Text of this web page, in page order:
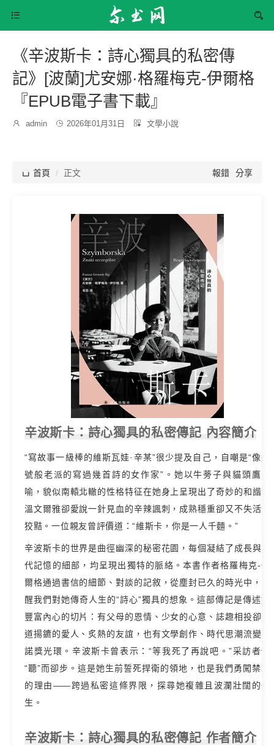


《辛波斯卡：詩心獨具的私密傳
記》[波蘭]尤安娜·格羅梅克-伊爾格
『EPUB電子書下載』

博
admin  發
2026年01月31日 
分
文學小說
 首頁 正文 報錯 分享
辛波斯卡：詩心獨具的私密傳記 內容簡介
“寫故事一級棒的維斯瓦娃·辛某”很少提及自己，自嘲是“像逗
號般老派的寫過幾首詩的女作家”。她以牛蒡子與貓頭鷹自
喻，貌似南轅北轍的性格特征在她身上呈現出了奇妙的和諧：
溫文爾雅卻愛說一針見血的辛辣諷刺，成熟穩重卻又不失活潑
狡黠。一位親友曾評價道：“維斯卡，你是一人千麵。”
辛波斯卡的世界是曲徑幽深的秘密花園，每個凝結了成長與時
代記憶的細部，均呈現出獨特的脈絡。本書作者格羅梅克-伊
爾格通過書信的細節、對談的記敘，從塵封已久的時光中，喚
醒我們對她傳奇人生的“詩心”獨具的想象。這部傳記是傳述她
豐富內心的切片：有父母的恩情、少女的心意、誌趣相投卻分
道揚鑣的愛人、炙熱的友誼，也有文學創作、時代思潮流變、
諾獎光環。辛波斯卡曾表示：“等我死了再說吧。”采訪者們
“聽”而卻步。這是她生前誓死捍衛的領地，也是我們勇闖禁地
的理由——跨過私密這條界限，探尋她複雜且波瀾壯闊的一
生。
辛波斯卡：詩心獨具的私密傳記 作者簡介